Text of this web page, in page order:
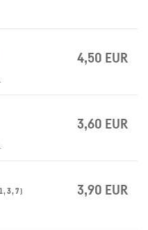
4,50 EUR
3,60 EUR
1,3,7) 3,90 EUR